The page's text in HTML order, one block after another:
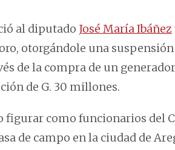
al diputado José María Ibáñez
otorgándole una
de la compra de un
de G. 30 millones.
figurar como funcionarios del
de campo en la ciudad de